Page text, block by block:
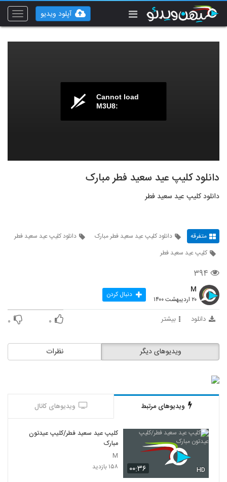
Toggle
آپلود ویدیو
Cannot load
M3U8:
دانلود کلیپ عید سعید فطر مبارک
دانلود کلیپ عید سعید فطر
متفرقه دانلود کلیپ عید سعید فطر مبارک
دانلود کلیپ عید سعید فطر
کلیپ عید سعید فطر
۳۹۴
M
۲۰ اردیبهشت ۱۴۰۰ دنبال کردن
دانلود بیشتر ۰ ۰
نظرات ویدیوهای دیگر
ویدیوهای مرتبط ویدیوهای کانال
۰۰:۳۶ HD
کلیپ عید سعید فطر/کلیپ عیدتون
مبارک
M
۱۵۸ بازدید